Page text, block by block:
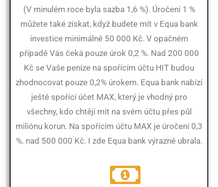
(V minulém roce byla sazba 1,6 %). Úročení 1 %
můžete také získat, když budete mít v Equa bank
investice minimálně 50 000 Kč. V opačném
případě Vás čeká pouze úrok 0,2 %. Nad 200 000
Kč se Vaše peníze na spořícím účtu HIT budou
zhodnocovat pouze 0,2% úrokem. Equa bank nabízí
ještě spořící účet MAX, který je vhodný pro
všechny, kdo chtějí mít na svém účtu přes půl
miliónu korun. Na spořícím účtu MAX je úročení 0,3
%. nad 500 000 Kč. I zde Equa bank výrazně ubrala.